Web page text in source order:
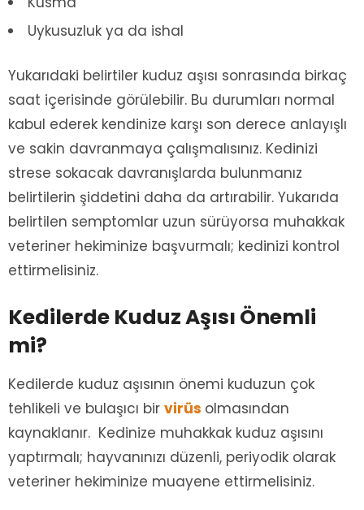
Uykusuzluk ya da ishal
Yukarıdaki belirtiler kuduz aşısı sonrasında birkaç
saat içerisinde görülebilir. Bu durumları normal
kabul ederek kendinize karşı son derece anlayışlı
ve sakin davranmaya çalışmalısınız. Kedinizi
strese sokacak davranışlarda bulunmanız
belirtilerin şiddetini daha da artırabilir. Yukarıda
belirtilen semptomlar uzun sürüyorsa muhakkak
veteriner hekiminize başvurmalı; kedinizi kontrol
ettirmelisiniz.
Kedilerde Kuduz Aşısı Önemli
mi?
Kedilerde kuduz aşısının önemi kuduzun çok
tehlikeli ve bulaşıcı bir virüs olmasından
kaynaklanır. Kedinize muhakkak kuduz aşısını
yaptırmalı; hayvanınızı düzenli, periyodik olarak
veteriner hekiminize muayene ettirmelisiniz.